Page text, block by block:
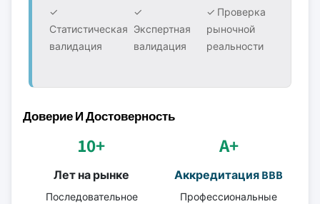
✓
Статистическая
валидация
✓
Экспертная
валидация
✓ Проверка
рыночной
реальности
Доверие И Достоверность
10+
Лет на рынке
Последовательное
A+
Аккредитация BBB
Профессиональные